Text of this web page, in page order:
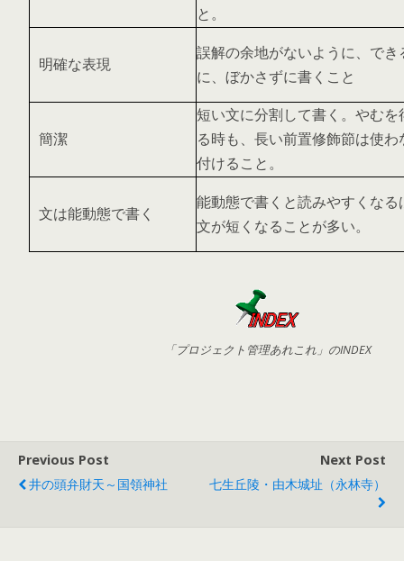
と。
明確な表現
誤解の余地がないように、でき
に、ぼかさずに書くこと
簡潔
短い文に分割して書く。やむを
る時も、長い前置修飾節は使わ
付けること。
文は能動態で書く
能動態で書くと読みやすくなる
文が短くなることが多い。
「プロジェクト管理あれこれ」のINDEX
Previous Post
井の頭弁財天～国領神社
Next Post
七生丘陵・由木城址（永林寺）